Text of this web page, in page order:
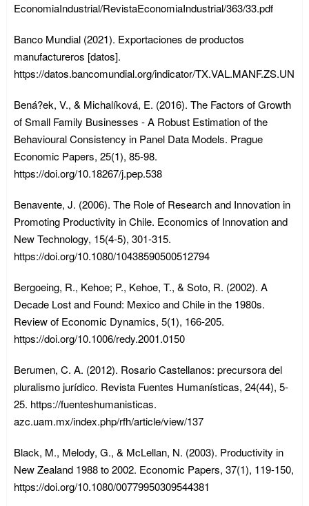
EconomiaIndustrial/RevistaEconomiaIndustrial/363/33.pdf
Banco Mundial (2021). Exportaciones de productos
manufactureros [datos].
https://datos.bancomundial.org/indicator/TX.VAL.MANF.ZS.UN
Bená?ek, V., & Michalíková, E. (2016). The Factors of Growth
of Small Family Businesses - A Robust Estimation of the
Behavioural Consistency in Panel Data Models. Prague
Economic Papers, 25(1), 85-98.
https://doi.org/10.18267/j.pep.538
Benavente, J. (2006). The Role of Research and Innovation in
Promoting Productivity in Chile. Economics of Innovation and
New Technology, 15(4-5), 301-315.
https://doi.org/10.1080/10438590500512794
Bergoeing, R., Kehoe; P., Kehoe, T., & Soto, R. (2002). A
Decade Lost and Found: Mexico and Chile in the 1980s.
Review of Economic Dynamics, 5(1), 166-205.
https://doi.org/10.1006/redy.2001.0150
Berumen, C. A. (2012). Rosario Castellanos: precursora del
pluralismo jurídico. Revista Fuentes Humanísticas, 24(44), 5-
25. https://fuenteshumanisticas.
azc.uam.mx/index.php/rfh/article/view/137
Black, M., Melody, G., & McLellan, N. (2003). Productivity in
New Zealand 1988 to 2002. Economic Papers, 37(1), 119-150,
https://doi.org/10.1080/00779950309544381